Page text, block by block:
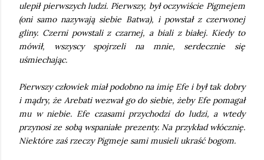
ulepił pierwszych ludzi. Pierwszy, był oczywiście Pigmejem
(oni samo nazywają siebie Batwa), i powstał z czerwonej
gliny. Czerni powstali z czarnej, a biali z białej. Kiedy to
mówił, wszyscy spojrzeli na mnie, serdecznie się
uśmiechając.
Pierwszy człowiek miał podobno na imię Efe i był tak dobry
i mądry, że Arebati wezwał go do siebie, żeby Efe pomagał
mu w niebie. Efe czasami przychodzi do ludzi, a wtedy
przynosi ze sobą wspaniałe prezenty. Na przykład włócznię.
Niektóre zaś rzeczy Pigmeje sami musieli ukraść bogom.